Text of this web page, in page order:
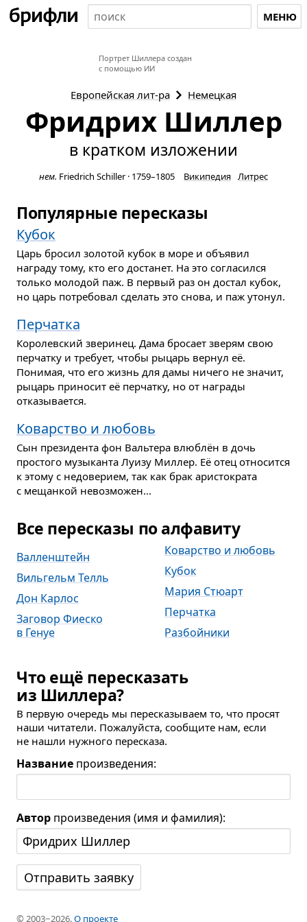
МЕНЮ
Портрет Шиллера создан
с помощью ИИ
Европейская лит-ра Немецкая
Фридрих Шиллер
в кратком изложении
нем. Friedrich Schiller· 1759–1805 Википедия Литрес
Популярные пересказы
Кубок
Царь бросил золотой кубок в море и объявил
награду тому, кто его достанет. На это согласился
только молодой паж. В первый раз он достал кубок,
но царь потребовал сделать это снова, и паж утонул.
Перчатка
Королевский зверинец. Дама бросает зверям свою
перчатку и требует, чтобы рыцарь вернул её.
Понимая, что его жизнь для дамы ничего не значит,
рыцарь приносит её перчатку, но от награды
отказывается.
Коварство и любовь
Сын президента фон Вальтера влюблён в дочь
простого музыканта Луизу Миллер. Её отец относится
к этому с недоверием, так как брак аристократа
с мещанкой невозможен...
Все пересказы по алфавиту
Валленштейн
Вильгельм Телль
Дон Карлос
Заговор Фиеско
в Генуе
Коварство и любовь
Кубок
Мария Стюарт
Перчатка
Разбойники
Что ещё пересказать
из Шиллера?
В первую очередь мы пересказываем то, что просят
наши читатели. Пожалуйста, сообщите нам, если
не нашли нужного пересказа.
Название произведения:
Автор произведения (имя и фамилия):
© 2003−2026.О проекте